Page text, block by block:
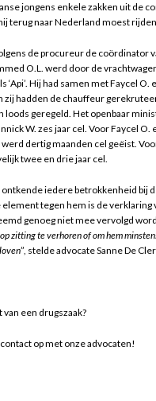
jongens enkele zakken uit de
terug naar Nederland moest
de procureur de coördinator
O.L. werd door de
‘Api’. Hij had samen met Faycel O.
hadden de chauffeur
loods geregeld. Het openbaar
W. zes jaar cel. Voor Faycel O.
dertig maanden cel geëist.
twee en drie jaar cel.
iedere betrokkenheid bij
tegen hem is de verklaring
genoeg niet mee vervolgd
zitting te verhoren of om hem
”, stelde advocate Sanne De
een drugszaak?
op met onze advocaten!